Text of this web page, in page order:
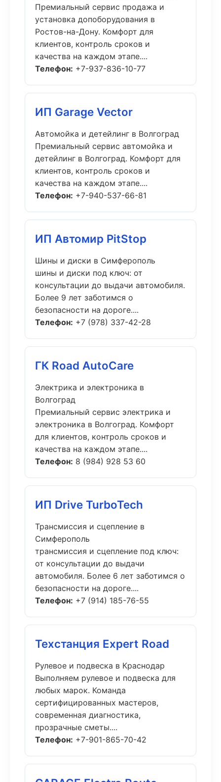
Премиальный сервис продажа и
установка допоборудования в
Ростов-на-Дону. Комфорт для
клиентов, контроль сроков и
качества на каждом этапе....
Телефон: +7-937-836-10-77
ИП Garage Vector
Автомойка и детейлинг в Волгоград
Премиальный сервис автомойка и
детейлинг в Волгоград. Комфорт для
клиентов, контроль сроков и
качества на каждом этапе....
Телефон: +7-940-537-66-81
ИП Автомир PitStop
Шины и диски в Симферополь
шины и диски под ключ: от
консультации до выдачи автомобиля.
Более 9 лет заботимся о
безопасности на дороге....
Телефон: +7 (978) 337-42-28
ГК Road AutoCare
Электрика и электроника в
Волгоград
Премиальный сервис электрика и
электроника в Волгоград. Комфорт
для клиентов, контроль сроков и
качества на каждом этапе....
Телефон: 8 (984) 928 53 60
ИП Drive TurboTech
Трансмиссия и сцепление в
Симферополь
трансмиссия и сцепление под ключ:
от консультации до выдачи
автомобиля. Более 6 лет заботимся о
безопасности на дороге....
Телефон: +7 (914) 185-76-55
Техстанция Expert Road
Рулевое и подвеска в Краснодар
Выполняем рулевое и подвеска для
любых марок. Команда
сертифицированных мастеров,
современная диагностика,
прозрачные сметы....
Телефон: +7-901-865-70-42